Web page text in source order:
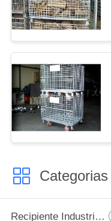
Recipiente Industrial Do Fio